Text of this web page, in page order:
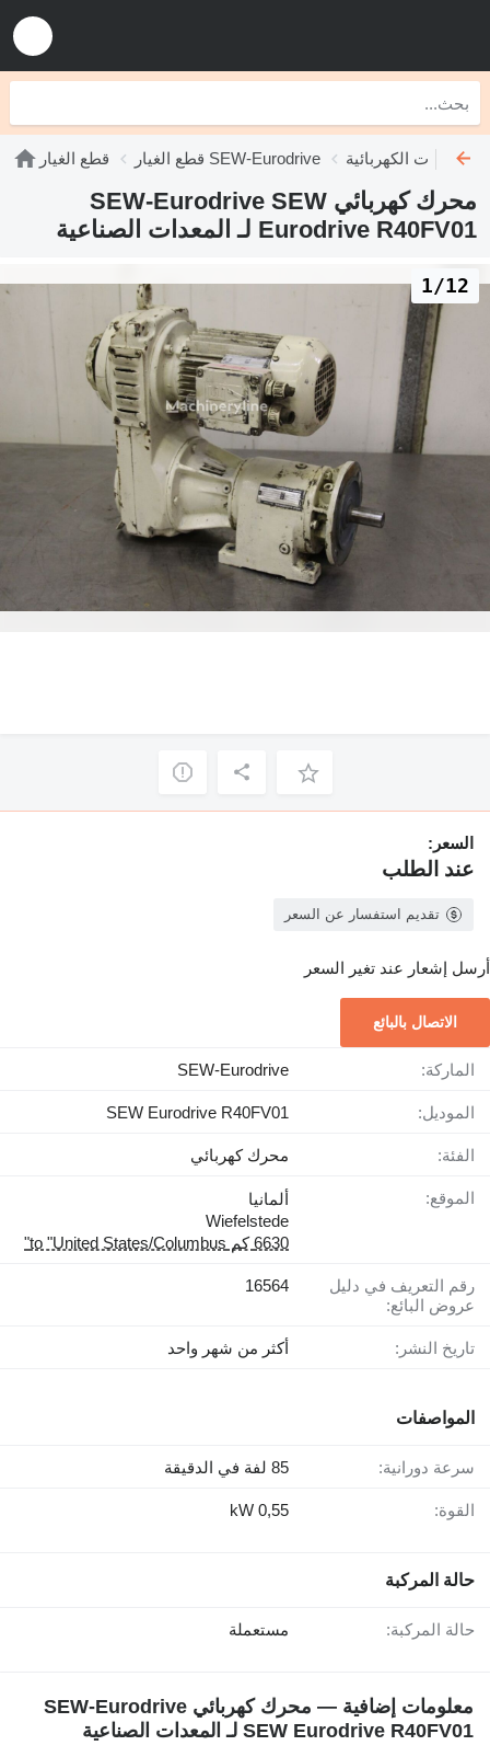
قطع الغيار قطع الغيار SEW-Eurodrive
محرك كهربائي SEW-Eurodrive SEW
Eurodrive R40FV01 لـ المعدات الصناعية
1/12
السعر:
عند الطلب
تقديم استفسار عن السعر
أرسل إشعار عند تغير السعر
الاتصال بالبائع
الماركة: SEW-Eurodrive
الموديل: SEW Eurodrive R40FV01
الفئة: محرك كهربائي
الموقع:
ألمانيا
Wiefelstede
6630 كم to "United States/Columbus"
رقم التعريف في دليل
عروض البائع:
16564
تاريخ النشر: أكثر من شهر واحد
المواصفات
سرعة دورانية: 85 لفة في الدقيقة
القوة: 0,55 kW
حالة المركبة
حالة المركبة: مستعملة
معلومات إضافية — محرك كهربائي SEW-Eurodrive
SEW Eurodrive R40FV01 لـ المعدات الصناعية